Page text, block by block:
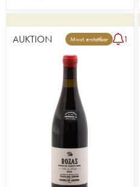
AUKTION Mwst. erstattbar 1